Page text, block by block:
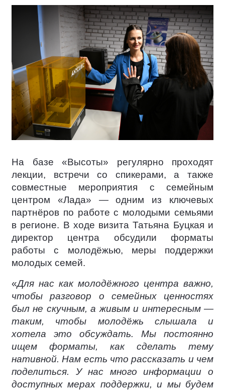
На базе «Высоты» регулярно проходят
лекции, встречи со спикерами, а также
совместные мероприятия с семейным
центром «Лада» — одним из ключевых
партнёров по работе с молодыми семьями
в регионе. В ходе визита Татьяна Буцкая и
директор центра обсудили форматы
работы с молодёжью, меры поддержки
молодых семей.
«Для нас как молодёжного центра важно,
чтобы разговор о семейных ценностях
был не скучным, а живым и интересным —
таким, чтобы молодёжь слышала и
хотела это обсуждать. Мы постоянно
ищем форматы, как сделать тему
нативной. Нам есть что рассказать и чем
поделиться. У нас много информации о
доступных мерах поддержки, и мы будем